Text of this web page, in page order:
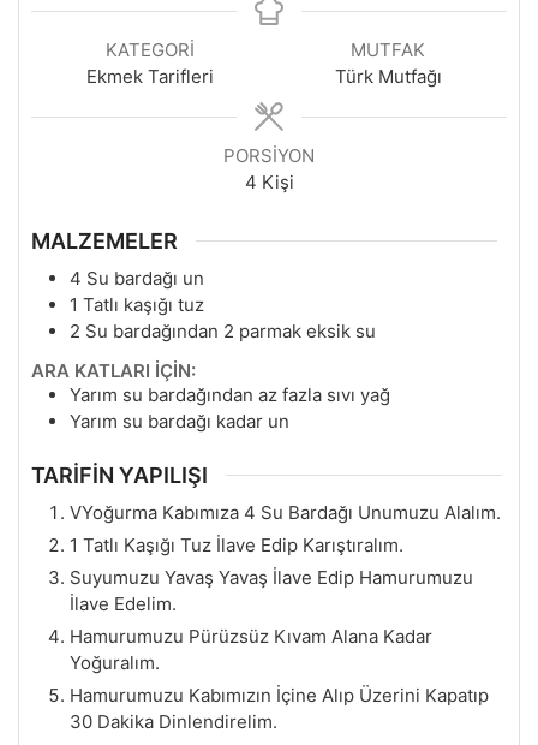
KATEGORI
Ekmek Tarifleri
MUTFAK
Türk Mutfağı
PORSIYON
4 Kişi
MALZEMELER
4 Su bardağı un
1 Tatlı kaşığı tuz
2 Su bardağından 2 parmak eksik su
ARA KATLARI İÇİN:
Yarım su bardağından az fazla sıvı yağ
Yarım su bardağı kadar un
TARİFİN YAPILIŞI
VYoğurma Kabımıza 4 Su Bardağı Unumuzu Alalım.
1 Tatlı Kaşığı Tuz İlave Edip Karıştıralım.
Suyumuzu Yavaş Yavaş İlave Edip Hamurumuzu
İlave Edelim.
Hamurumuzu Pürüzsüz Kıvam Alana Kadar
Yoğuralım.
Hamurumuzu Kabımızın İçine Alıp Üzerini Kapatıp
30 Dakika Dinlendirelim.